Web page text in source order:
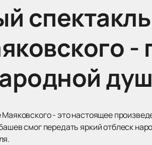
-
- это настоящее
смог передать яркий отблеск